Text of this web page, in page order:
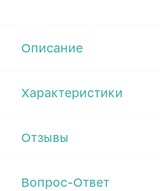
Описание
Характеристики
Отзывы
Вопрос-Ответ